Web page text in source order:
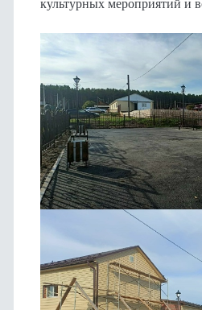
культурных мероприятий и